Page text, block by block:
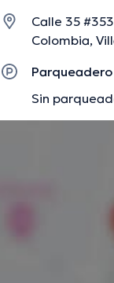
Calle 35
Colombia,
Parqueadero
Sin